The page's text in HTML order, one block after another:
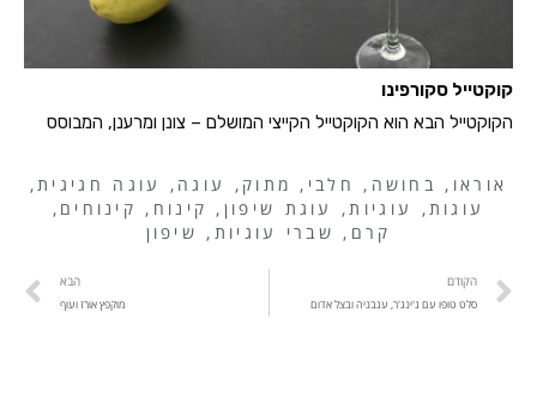
קוקטייל סקורפינו
הקוקטייל הבא הוא הקוקטייל הקייצי המושלם – צונן ומרענן, המבוסס
אוראו , בחושה , חלבי , מתוק , עוגה , עוגה חגיגית,
עוגות, עוגיות, עוגת שיפון , קינוח , קינוחים ,
קרם , שברי עוגיות , שיפון
הקודם
סלט טופו עם ג'ינג'ר, עגבניה ובצל אדום
הבא
מוקפץ אורז ועוף